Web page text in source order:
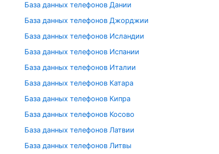
База данных телефонов Дании
База данных телефонов Джорджии
База данных телефонов Исландии
База данных телефонов Испании
База данных телефонов Италии
База данных телефонов Катара
База данных телефонов Кипра
База данных телефонов Косово
База данных телефонов Латвии
База данных телефонов Литвы